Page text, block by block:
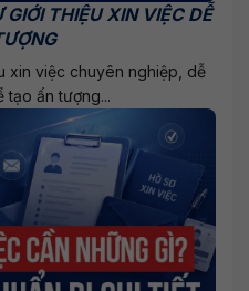
THIỆU XIN VIỆC DỄ
xin việc chuyên nghiệp, dễ
tạo ấn tượng...